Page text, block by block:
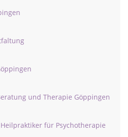
und Therapie Göppingen
für Psychotherapie